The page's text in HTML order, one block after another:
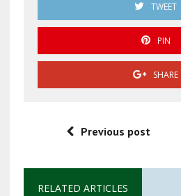
TWEET
PIN
SHARE
Previous post
RELATED ARTICLES